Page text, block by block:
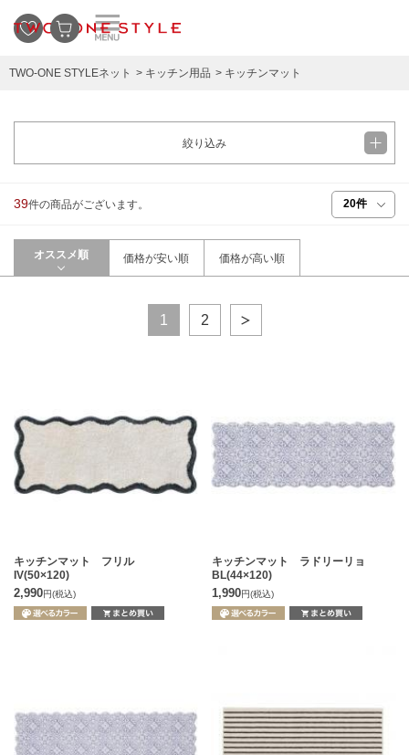
TWO-ONE STYLEネット キッチン用品 キッチンマット
絞り込み
39件の商品がございます。
オススメ順 価格が安い順 価格が高い順
1 2
キッチンマット フリル
IV(50×120)
2,990円(税込)
キッチンマット ラドリーリョ
BL(44×120)
1,990円(税込)